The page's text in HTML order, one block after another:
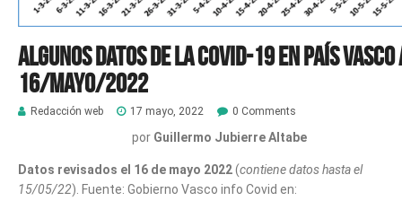
Algunos datos de la COVID-19 en País Vasco
16/mayo/2022
Redacción web 17 mayo, 2022 0 Comments
por Guillermo Jubierre Altabe
Datos revisados el 16 de mayo 2022(contiene datos hasta el
15/05/22). Fuente: Gobierno Vasco info Covid en: